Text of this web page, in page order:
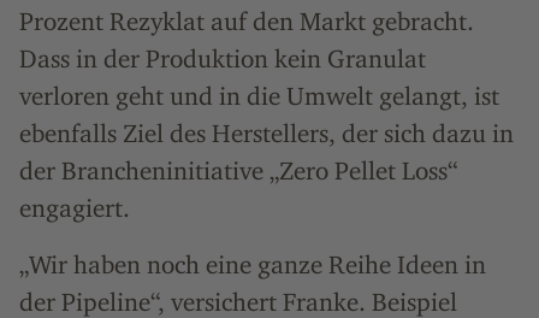
Prozent Rezyklat auf den Markt gebracht.
Dass in der Produktion kein Granulat
verloren geht und in die Umwelt gelangt, ist
ebenfalls Ziel des Herstellers, der sich dazu in
der Brancheninitiative „Zero Pellet Loss“
engagiert.
„Wir haben noch eine ganze Reihe Ideen in
der Pipeline“, versichert Franke. Beispiel